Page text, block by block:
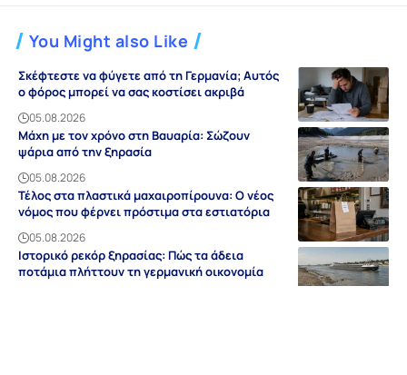
You Might also Like
Σκέφτεστε να φύγετε από τη Γερμανία; Αυτός
ο φόρος μπορεί να σας κοστίσει ακριβά
05.08.2026
Μάχη με τον χρόνο στη Βαυαρία: Σώζουν
ψάρια από την ξηρασία
05.08.2026
Τέλος στα πλαστικά μαχαιροπίρουνα: Ο νέος
νόμος που φέρνει πρόστιμα στα εστιατόρια
05.08.2026
Ιστορικό ρεκόρ ξηρασίας: Πώς τα άδεια
ποτάμια πλήττουν τη γερμανική οικονομία